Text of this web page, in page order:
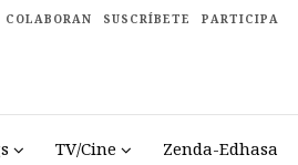
COLABORAN SUSCRÍBETE PARTICIPA
TV/Cine Zenda-Edhasa